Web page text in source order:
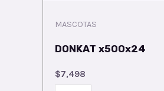
MASCOTAS
DONKAT x500x24
$7,498